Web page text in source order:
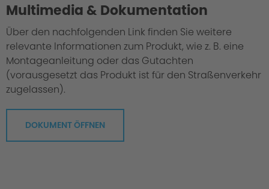
Multimedia & Dokumentation
Über den nachfolgenden Link finden Sie weitere
relevante Informationen zum Produkt, wie z. B. eine
Montageanleitung oder das Gutachten
(vorausgesetzt das Produkt ist für den Straßenverkehr
zugelassen).
DOKUMENT ÖFFNEN